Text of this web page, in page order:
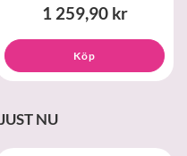
1 259,90 kr
Köp
NU